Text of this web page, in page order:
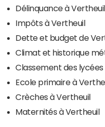
Délinquance à Vertheuil
Impôts à Vertheuil
Dette et budget de
Climat et historique
Classement des lycées
Ecole primaire à
Crèches à Vertheuil
Maternités à Vertheuil